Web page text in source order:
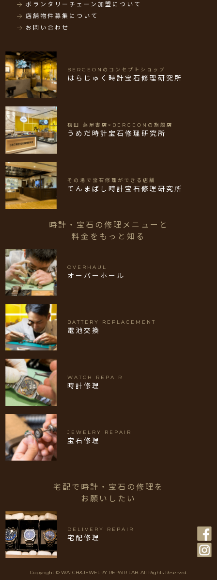
ボランタリーチェーン加盟について
店舗物件募集について
お問い合わせ
BERGEONのコンセプトショップ
はらじゅく時計宝石修理研究所
梅田 蔦屋書店×BERGEONの旗艦店
うめだ時計宝石修理研究所
その場で宝石修理ができる店舗
てんまばし時計宝石修理研究所
時計・宝石の修理メニューと
料金をもっと知る
OVERHAUL
オーバーホール
BATTERY REPLACEMENT
電池交換
WATCH REPAIR
時計修理
JEWELRY REPAIR
宝石修理
宅配で時計・宝石の修理を
お願いしたい
DELIVERY REPAIR
宅配修理
Copyright © WATCH&JEWELRY REPAIR LAB. All Rights Reserved.